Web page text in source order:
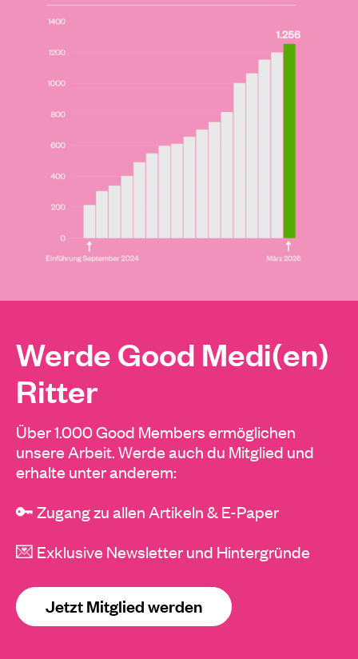
Werde Good Medi(en)
Ritter
Über 1.000 Good Members ermöglichen
unsere Arbeit. Werde auch du Mitglied und
erhalte unter anderem:
🔑 Zugang zu allen Artikeln & E-Paper
💌 Exklusive Newsletter und Hintergründe
Jetzt Mitglied werden